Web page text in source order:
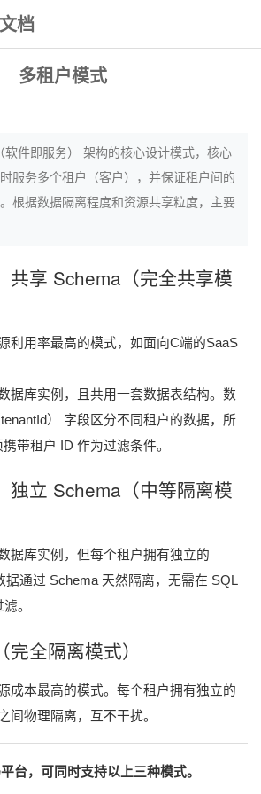
档
多租户模式
软件即服务） 架构的核心设计模式，核心
服务多个租户（客户），并保证租户间的
根据数据隔离程度和资源共享粒度，主要
共享 Schema（完全共享模
利用率最高的模式，如面向C端的SaaS
据库实例，且共用一套数据表结构。数
） 字段区分不同租户的数据，所
带租户 ID 作为过滤条件。
独立 Schema（中等隔离模
据库实例，但每个租户拥有独立的
据通过 Schema 天然隔离，无需在 SQL
。
全隔离模式）
成本最高的模式。每个租户拥有独立的
间物理隔离，互不干扰。
台，可同时支持以上三种模式。